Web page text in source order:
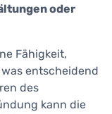
oder
Fähigkeit,
entscheidend
des
kann die